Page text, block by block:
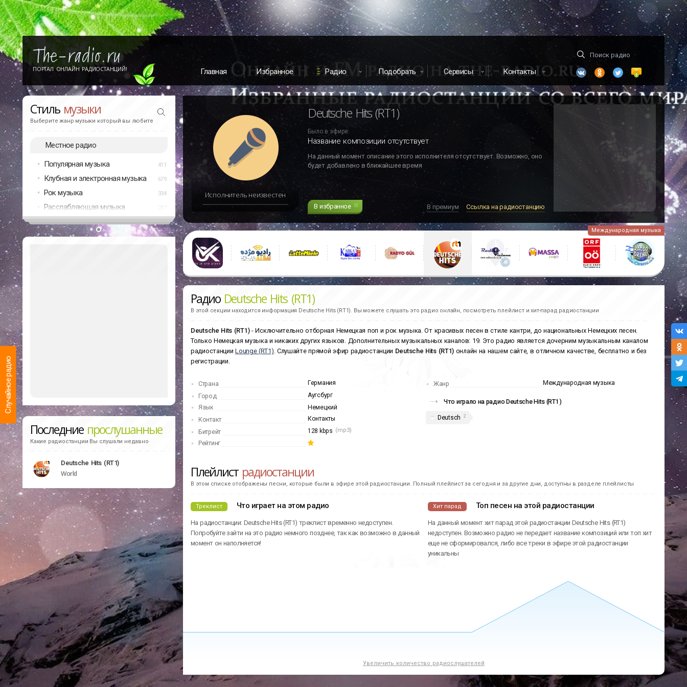
Случайное радио
ПОРТАЛ ОНЛАЙН РАДИОСТАНЦИЙ! Главная Избранное Радио Подобрать Сервисы Контакты
Стиль музыки
Выберите жанр музыки который вы любите
Местное радио
Популярная музыка 411
Клубная и электронная музыка 679
Рок музыка 334
Расслабляющая музыка
Последние прослушанные
Какие радиостанции Вы слушали недавно
Deutsche Hits (RT1)
World
Исполнитель неизвестен
Deutsche Hits (RT1)
Было в эфире:
Название композиции отсутствует
На данный момент описание этого исполнителя отсутствует. Возможно, оно
будет добавлено в ближайшее время
В избранное 10 В премиум Ссылка на радиостанцию
Международная музыка
Радио Deutsche Hits (RT1)
В этой секции находится информация Deutsche Hits (RT1). Вы можете слушать это радио онлайн, посмотреть плейлист и хит-парад радиостанции
Deutsche Hits (RT1)- Исключительно отборная Немецкая поп и рок музыка. От красивых песен в стиле кантри, до национальных Немецких песен.
Только Немецкая музыка и никаких других языков. Дополнительных музыкальных каналов: 19. Это радио является дочерним музыкальным каналом
радиостанцииLounge (RT1). Слушайте прямой эфир радиостанции Deutsche Hits (RT1) онлайн на нашем сайте, в отличном качестве, бесплатно и без
регистрации.
Страна
Германия
Город
Аугсбург
Язык
Немецкий
Контакт
Контакты
Битрейт
128 kbps (mp3)
Рейтинг
Жанр Международная музыка
Что играло на радио Deutsche Hits (RT1)
Deutsch 2
Плейлист радиостанции
В этом списке отображены песни, которые были в эфире этой радиостанции. Полный плейлист за сегодня и за другие дни, доступны в разделе плейлисты
Треклист Что играет на этом радио
На радиостанции: Deutsche Hits (RT1) треклист временно недоступен.
Попробуйте зайти на это радио немного позднее, так как возможно в данный
момент он наполняется!
Хит парад Топ песен на этой радиостанции
На данный момент хит парад этой радиостанции Deutsche Hits (RT1)
недоступен. Возможно радио не передает название композиций или топ хит
еще не сформировался, либо все треки в эфире этой радиостанции
уникальны
Увеличить количество радиослушателей